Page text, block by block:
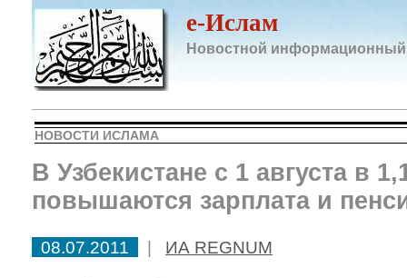
e-Ислам
Новостной информационный
НОВОСТИ ИСЛАМА
В Узбекистане с 1 августа в
повышаются зарплата и
08.07.2011 | ИА REGNUM